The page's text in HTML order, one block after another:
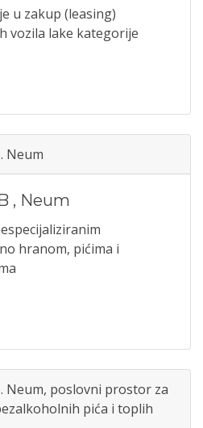
u zakup (leasing)
vozila lake kategorije
Neum
, Neum
hranom, pićima i
Neum, poslovni prostor za
pića i toplih